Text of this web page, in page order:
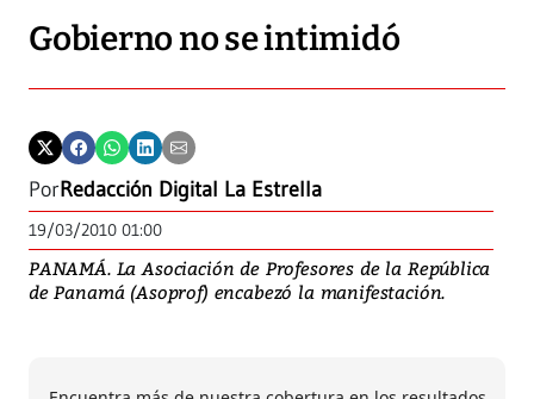
Gobierno no se intimidó
PorRedacción Digital La Estrella
19/03/2010 01:00
PANAMÁ. La Asociación de Profesores de la República
de Panamá (Asoprof) encabezó la manifestación.